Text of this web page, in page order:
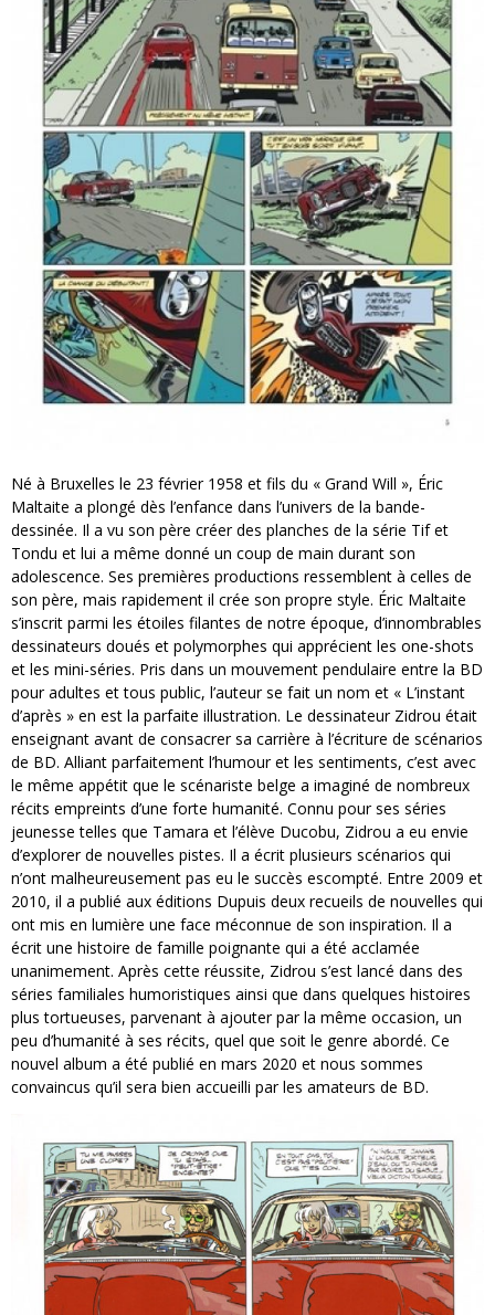
Né à Bruxelles le 23 février 1958 et fils du « Grand Will », Éric
Maltaite a plongé dès l’enfance dans l’univers de la bande-
dessinée. Il a vu son père créer des planches de la série Tif et
Tondu et lui a même donné un coup de main durant son
adolescence. Ses premières productions ressemblent à celles de
son père, mais rapidement il crée son propre style. Éric Maltaite
s’inscrit parmi les étoiles filantes de notre époque, d’innombrables
dessinateurs doués et polymorphes qui apprécient les one-shots
et les mini-séries. Pris dans un mouvement pendulaire entre la BD
pour adultes et tous public, l’auteur se fait un nom et « L’instant
d’après » en est la parfaite illustration. Le dessinateur Zidrou était
enseignant avant de consacrer sa carrière à l’écriture de scénarios
de BD. Alliant parfaitement l’humour et les sentiments, c’est avec
le même appétit que le scénariste belge a imaginé de nombreux
récits empreints d’une forte humanité. Connu pour ses séries
jeunesse telles que Tamara et l’élève Ducobu, Zidrou a eu envie
d’explorer de nouvelles pistes. Il a écrit plusieurs scénarios qui
n’ont malheureusement pas eu le succès escompté. Entre 2009 et
2010, il a publié aux éditions Dupuis deux recueils de nouvelles qui
ont mis en lumière une face méconnue de son inspiration. Il a
écrit une histoire de famille poignante qui a été acclamée
unanimement. Après cette réussite, Zidrou s’est lancé dans des
séries familiales humoristiques ainsi que dans quelques histoires
plus tortueuses, parvenant à ajouter par la même occasion, un
peu d’humanité à ses récits, quel que soit le genre abordé. Ce
nouvel album a été publié en mars 2020 et nous sommes
convaincus qu’il sera bien accueilli par les amateurs de BD.